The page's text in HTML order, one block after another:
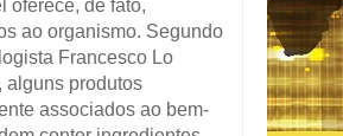
oferece, de fato,
ao organismo. Segundo
Francesco Lo
alguns produtos
associados ao bem-